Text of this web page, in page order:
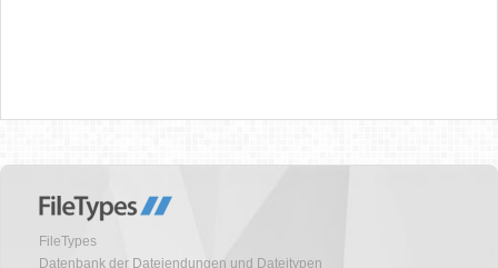
FileTypes
Datenbank der Dateiendungen und Dateitypen